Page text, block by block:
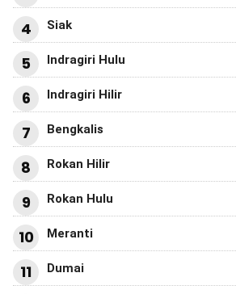
4
Siak
5 Indragiri Hulu
6 Indragiri Hilir
7 Bengkalis
8 Rokan Hilir
9 Rokan Hulu
10 Meranti
11 Dumai